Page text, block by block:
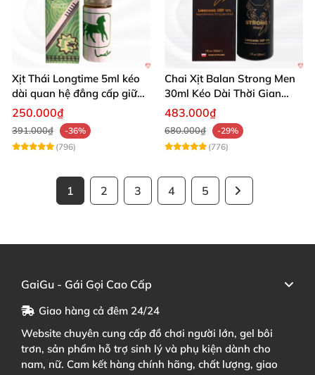
Xịt Thái Longtime 5ml kéo
dài quan hệ đẳng cấp giữ
cuộc yêu
250.000₫
391.000₫
-36%
(796)
Chai Xịt Balan Strong Men
30ml Kéo Dài Thời Gian
Quan Hệ
483.000₫
680.000₫
-29%
(776)
1 2 3 4 5
GaiGu - Gái Gọi Cao Cấp
Giao hàng cả đêm 24/24
Website chuyên cung cấp đồ chơi người lớn, gel bôi
trơn, sản phẩm hỗ trợ sinh lý và phụ kiện dành cho
nam, nữ. Cam kết hàng chính hãng, chất lượng, giao